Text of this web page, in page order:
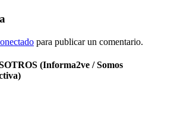
para publicar un comentario.
(Informa2ve / Somos